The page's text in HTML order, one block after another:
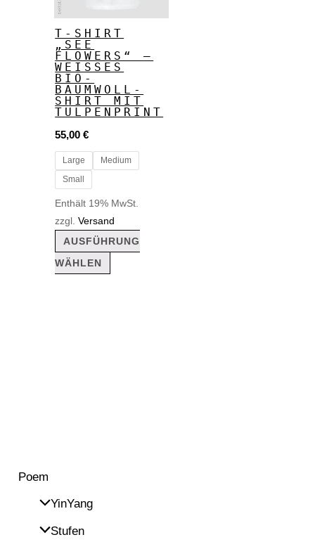
Poem
YinYang
Stufen
T-SHIRT
„SEE
FLOWERS“ –
WEISSES B
IO-B
AUMWOLL-S
HIRT MIT T
ULPENPRINT
55,00€
Large
Medium
Small
Enthält 19% MwSt.
zzgl.Versand
AUSFÜHRUNG
WÄHLEN
Optionen
können
auf
Produktseite
werden